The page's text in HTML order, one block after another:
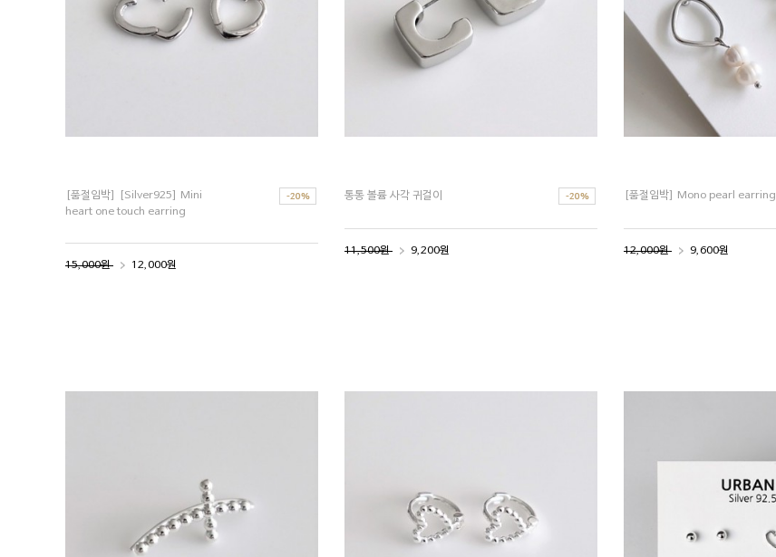
[품절임박] [Silver925] Mini
heart one touch earring
15,000원 12,000원
통통 볼륨 사각 귀걸이
11,500원 9,200원
[품절임박] Mono pearl earring
12,000원 9,600원